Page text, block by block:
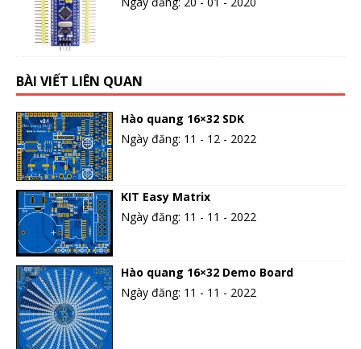
BÀI VIẾT LIÊN QUAN
Hào quang 16×32 SDK
Ngày đăng: 11 - 12 - 2022
KIT Easy Matrix
Ngày đăng: 11 - 11 - 2022
Hào quang 16×32 Demo Board
Ngày đăng: 11 - 11 - 2022